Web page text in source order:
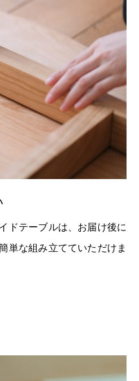
ドテーブルは、お届け後に
単な組み立てていただけま